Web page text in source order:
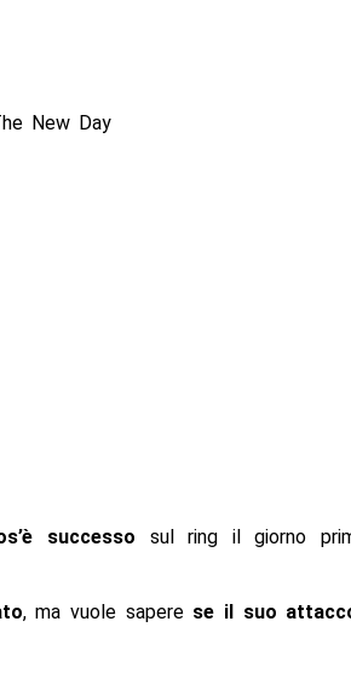
New Day
successo sul ring il giorno
, ma vuole sapere se il suo